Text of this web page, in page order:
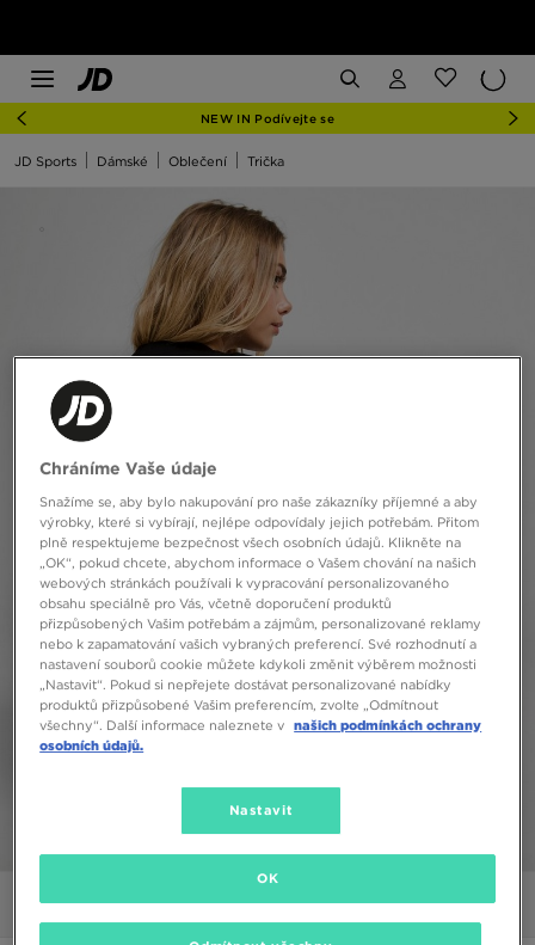
NEW IN Podívejte se
JD Sports Dámské Oblečení Trička
Obrázky Video
Chráníme Vaše údaje
Snažíme se, aby bylo nakupování pro naše zákazníky příjemné a aby
výrobky, které si vybírají, nejlépe odpovídaly jejich potřebám. Přitom
plně respektujeme bezpečnost všech osobních údajů. Klikněte na
„OK“, pokud chcete, abychom informace o Vašem chování na našich
webových stránkách používali k vypracování personalizovaného
obsahu speciálně pro Vás, včetně doporučení produktů
přizpůsobených Vašim potřebám a zájmům, personalizované reklamy
nebo k zapamatování vašich vybraných preferencí. Své rozhodnutí a
nastavení souborů cookie můžete kdykoli změnit výběrem možnosti
„Nastavit“. Pokud si nepřejete dostávat personalizované nabídky
produktů přizpůsobené Vašim preferencím, zvolte „Odmítnout
všechny“. Další informace naleznete v našich podmínkách ochrany
osobních údajů.
Nastavit
OK